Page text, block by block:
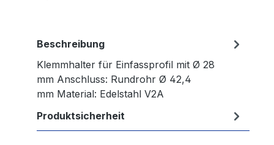
Beschreibung
Klemmhalter für Einfassprofil mit Ø 28
mm Anschluss: Rundrohr Ø 42,4
mm Material: Edelstahl V2A
Produktsicherheit